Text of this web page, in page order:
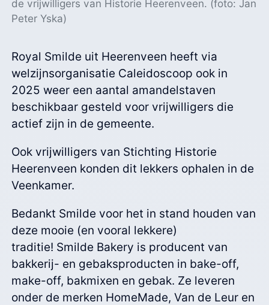
de vrijwilligers van Historie Heerenveen. (foto: Jan
Peter Yska)
Royal Smilde uit Heerenveen heeft via
welzijnsorganisatie Caleidoscoop ook in
2025 weer een aantal amandelstaven
beschikbaar gesteld voor vrijwilligers die
actief zijn in de gemeente.
Ook vrijwilligers van Stichting Historie
Heerenveen konden dit lekkers ophalen in de
Veenkamer.
Bedankt Smilde voor het in stand houden van
deze mooie (en vooral lekkere)
traditie! Smilde Bakery is producent van
bakkerij- en gebaksproducten in bake-off,
make-off, bakmixen en gebak. Ze leveren
onder de merken HomeMade, Van de Leur en